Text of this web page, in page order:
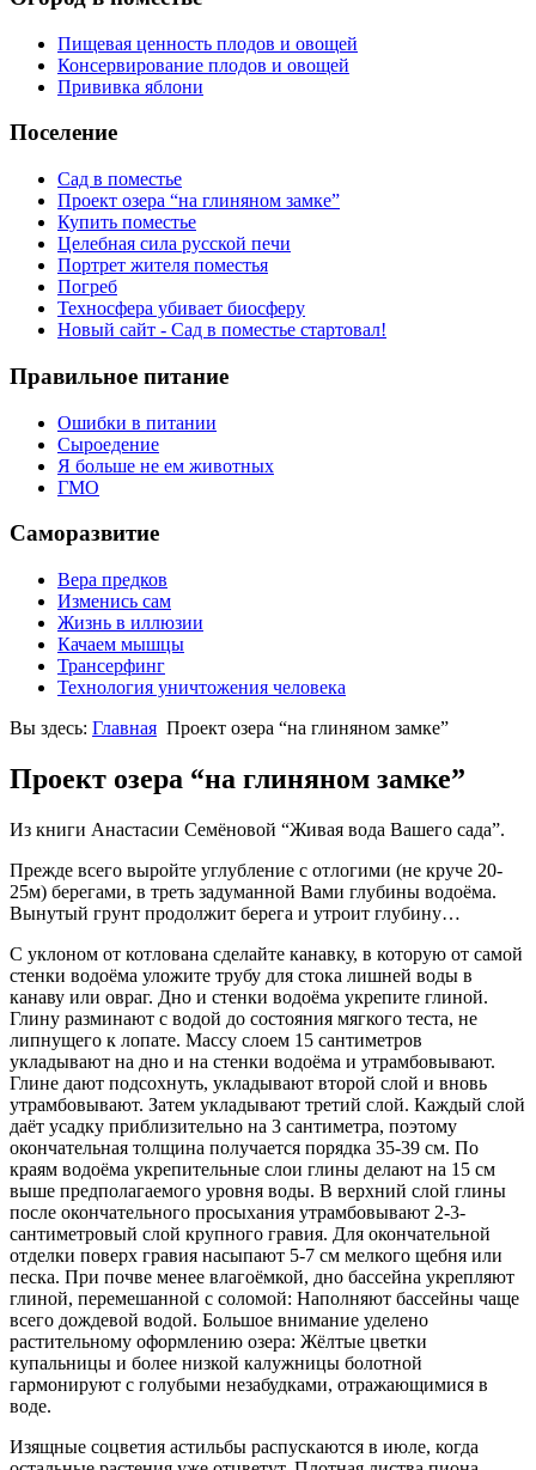
Пищевая ценность плодов и овощей
Консервирование плодов и овощей
Прививка яблони
Поселение
Сад в поместье
Проект озера “на глиняном замке”
Купить поместье
Целебная сила русской печи
Портрет жителя поместья
Погреб
Техносфера убивает биосферу
Новый сайт - Сад в поместье стартовал!
Правильное питание
Ошибки в питании
Сыроедение
Я больше не ем животных
ГМО
Саморазвитие
Вера предков
Изменись сам
Жизнь в иллюзии
Качаем мышцы
Трансерфинг
Технология уничтожения человека
Вы здесь: Главная Проект озера “на глиняном замке”
Проект озера “на глиняном замке”
Из книги Анастасии Семёновой “Живая вода Вашего сада”.
Прежде всего выройте углубление с отлогими (не круче 20-
25м) берегами, в треть задуманной Вами глубины водоёма.
Вынутый грунт продолжит берега и утроит глубину…
С уклоном от котлована сделайте канавку, в которую от самой
стенки водоёма уложите трубу для стока лишней воды в
канаву или овраг. Дно и стенки водоёма укрепите глиной.
Глину разминают с водой до состояния мягкого теста, не
липнущего к лопате. Массу слоем 15 сантиметров
укладывают на дно и на стенки водоёма и утрамбовывают.
Глине дают подсохнуть, укладывают второй слой и вновь
утрамбовывают. Затем укладывают третий слой. Каждый слой
даёт усадку приблизительно на 3 сантиметра, поэтому
окончательная толщина получается порядка 35-39 см. По
краям водоёма укрепительные слои глины делают на 15 см
выше предполагаемого уровня воды. В верхний слой глины
после окончательного просыхания утрамбовывают 2-3-
сантиметровый слой крупного гравия. Для окончательной
отделки поверх гравия насыпают 5-7 см мелкого щебня или
песка. При почве менее влагоёмкой, дно бассейна укрепляют
глиной, перемешанной с соломой: Наполняют бассейны чаще
всего дождевой водой. Большое внимание уделено
растительному оформлению озера: Жёлтые цветки
купальницы и более низкой калужницы болотной
гармонируют с голубыми незабудками, отражающимися в
воде.
Изящные соцветия астильбы распускаются в июле, когда